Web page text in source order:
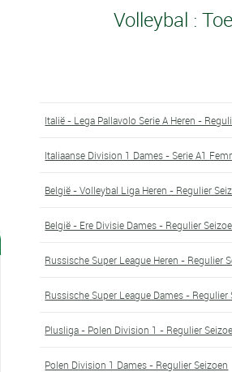
Volleybal :
Italië - Lega Pallavolo Serie A Heren -
Italiaanse Division 1 Dames - Serie A1
België - Volleybal Liga Heren - Regulier
België - Ere Divisie Dames - Regulier
Russische Super League Heren - Regulier
Russische Super League Dames - Regulier
Plusliga - Polen Division 1 - Regulier
Polen Division 1 Dames - Regulier Seizoen